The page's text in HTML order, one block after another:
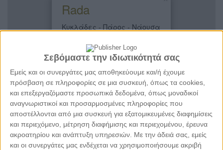
Σεβόμαστε την ιδιωτικότητά σας
Εμείς και οι συνεργάτες μας αποθηκεύουμε και/ή έχουμε
πρόσβαση σε πληροφορίες σε μια συσκευή, όπως τα cookies,
και επεξεργαζόμαστε προσωπικά δεδομένα, όπως μοναδικοί
αναγνωριστικοί και προσαρμοσμένες πληροφορίες που
αποστέλλονται από μια συσκευή για εξατομικευμένες διαφημίσεις
και περιεχόμενο, μέτρηση διαφήμισης και περιεχομένου, έρευνα
ακροατηρίου και ανάπτυξη υπηρεσιών. Με την άδειά σας, εμείς
και οι συνεργάτες μας ενδέχεται να χρησιμοποιήσουμε ακριβή
Rada
Κυκλάδες - Πάρος - Νάουσα